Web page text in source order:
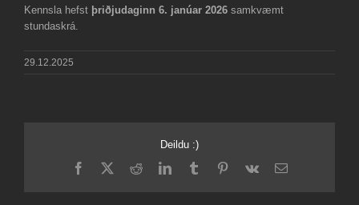
Kennsla hefst þriðjudaginn 6. janúar 2026 samkvæmt
stundaskrá.
29.12.2025
Deildu :)
Facebook
X RedditLinkedInTumblrPinterest
Vk Email